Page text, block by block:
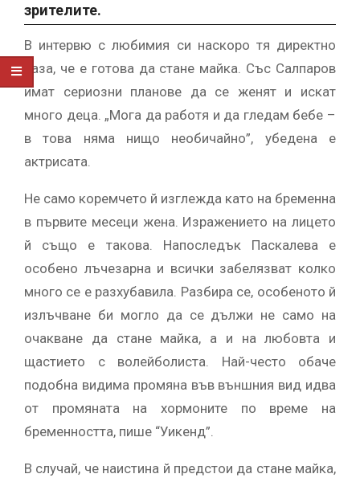
зрителите.
В интервю с любимия си наскоро тя директно
каза, че е готова да стане майка. Със Салпаров
имат сериозни планове да се женят и искат
много деца. „Мога да работя и да гледам бебе –
в това няма нищо необичайно”, убедена е
актрисата.
Не само коремчето й изглежда като на бременна
в първите месеци жена. Изражението на лицето
й също е такова. Напоследък Паскалева е
особено лъчезарна и всички забелязват колко
много се е разхубавила. Разбира се, особеното й
излъчване би могло да се дължи не само на
очакване да стане майка, а и на любовта и
щастието с волейболиста. Най-често обаче
подобна видима промяна във външния вид идва
от промяната на хормоните по време на
бременността, пише “Уикенд”.
В случай, че наистина й предстои да стане майка,